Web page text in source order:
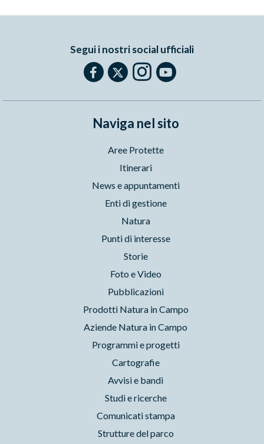
Segui i nostri social ufficiali
Naviga nel sito
Aree Protette
Itinerari
News e appuntamenti
Enti di gestione
Natura
Punti di interesse
Storie
Foto e Video
Pubblicazioni
Prodotti Natura in Campo
Aziende Natura in Campo
Programmi e progetti
Cartografie
Avvisi e bandi
Studi e ricerche
Comunicati stampa
Strutture del parco